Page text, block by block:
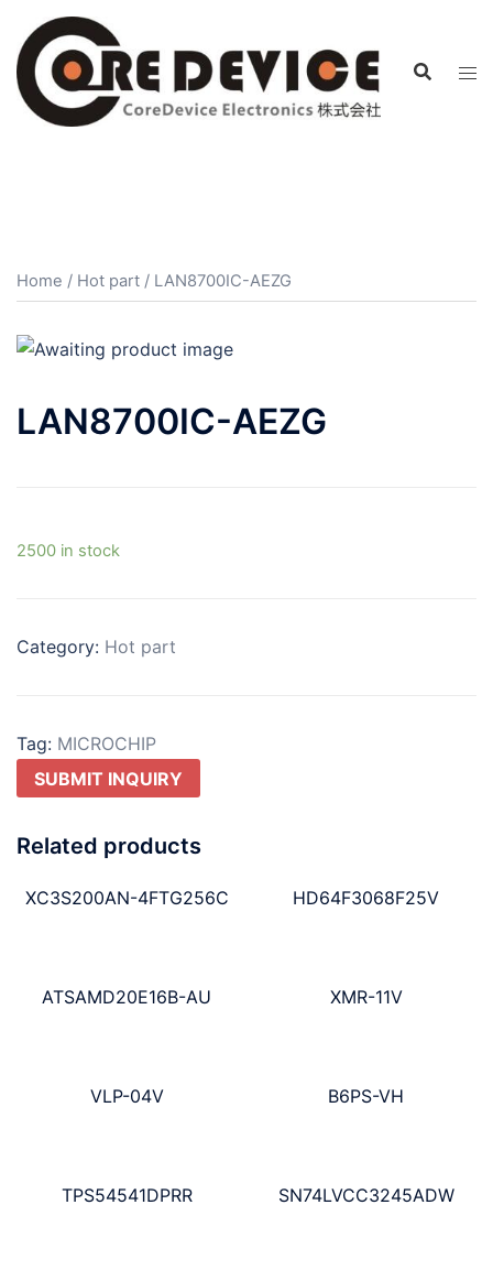
Home / Hot part / LAN8700IC-AEZG
LAN8700IC-AEZG
2500 in stock
Category: Hot part
Tag: MICROCHIP
SUBMIT INQUIRY
Related products
XC3S200AN-4FTG256C HD64F3068F25V
ATSAMD20E16B-AU XMR-11V
VLP-04V B6PS-VH
TPS54541DPRR SN74LVCC3245ADW